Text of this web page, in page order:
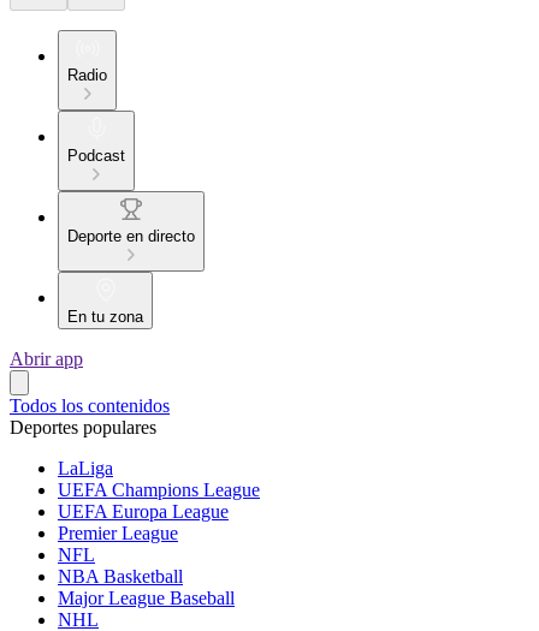
Radio
Podcast
Deporte en directo
En tu zona
Abrir app
Todos los contenidos
Deportes populares
LaLiga
UEFA Champions League
UEFA Europa League
Premier League
NFL
NBA Basketball
Major League Baseball
NHL